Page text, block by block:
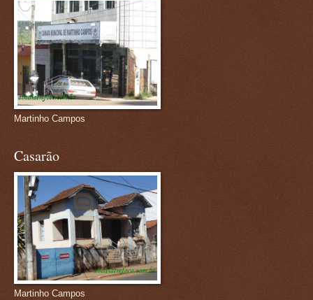
Martinho Campos
Casarão
Martinho Campos